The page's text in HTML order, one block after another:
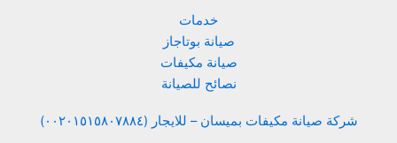
خدمات
صيانة بوتاجاز
صيانة مكيفات
نصائح للصيانة
شركة صيانة مكيفات بميسان – للايجار (٠٠٢٠١٥١٥٨٠٧٨٨٤)